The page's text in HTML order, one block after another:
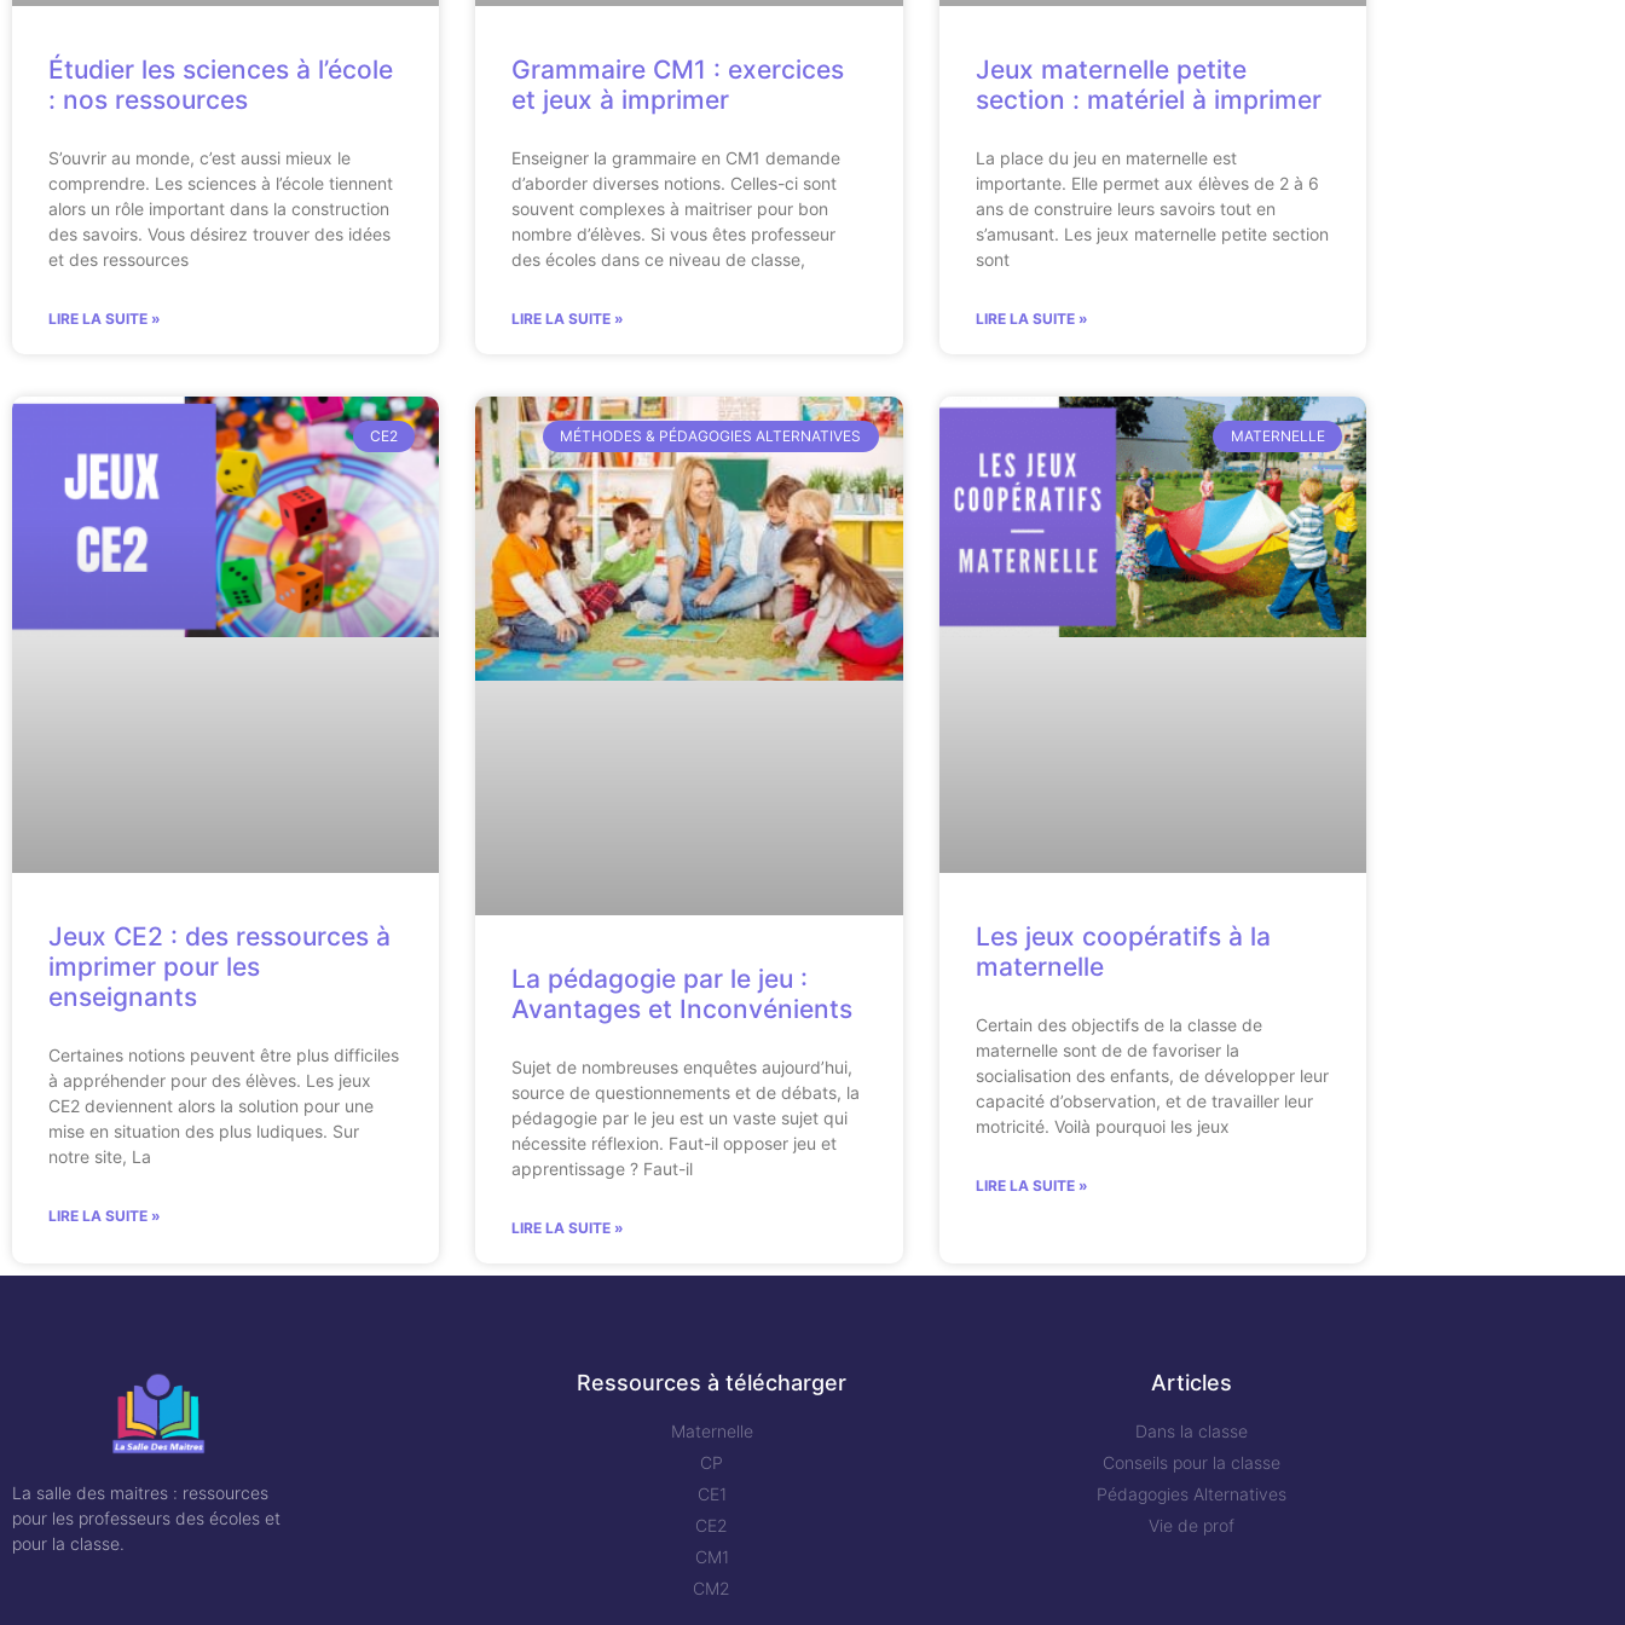
Étudier les sciences à l’école
: nos ressources
S’ouvrir au monde, c’est aussi mieux le
comprendre. Les sciences à l’école tiennent
alors un rôle important dans la construction
des savoirs. Vous désirez trouver des idées
et des ressources
LIRE LA SUITE »
Grammaire CM1 : exercices
et jeux à imprimer
Enseigner la grammaire en CM1 demande
d’aborder diverses notions. Celles-ci sont
souvent complexes à maitriser pour bon
nombre d’élèves. Si vous êtes professeur
des écoles dans ce niveau de classe,
LIRE LA SUITE »
Jeux maternelle petite
section : matériel à imprimer
La place du jeu en maternelle est
importante. Elle permet aux élèves de 2 à 6
ans de construire leurs savoirs tout en
s’amusant. Les jeux maternelle petite section
sont
LIRE LA SUITE »
CE2
Jeux CE2 : des ressources à
imprimer pour les
enseignants
Certaines notions peuvent être plus difficiles
à appréhender pour des élèves. Les jeux
CE2 deviennent alors la solution pour une
mise en situation des plus ludiques. Sur
notre site, La
LIRE LA SUITE »
MÉTHODES & PÉDAGOGIES ALTERNATIVES
La pédagogie par le jeu :
Avantages et Inconvénients
Sujet de nombreuses enquêtes aujourd’hui,
source de questionnements et de débats, la
pédagogie par le jeu est un vaste sujet qui
nécessite réflexion. Faut-il opposer jeu et
apprentissage ? Faut-il
LIRE LA SUITE »
MATERNELLE
Les jeux coopératifs à la
maternelle
Certain des objectifs de la classe de
maternelle sont de de favoriser la
socialisation des enfants, de développer leur
capacité d’observation, et de travailler leur
motricité. Voilà pourquoi les jeux
LIRE LA SUITE »
La salle des maitres : ressources
pour les professeurs des écoles et
pour la classe.
Ressources à télécharger
Maternelle
CP
CE1
CE2
CM1
CM2
Articles
Dans la classe
Conseils pour la classe
Pédagogies Alternatives
Vie de prof